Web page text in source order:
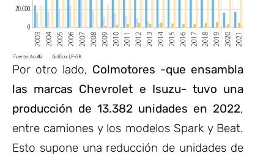
Por otro lado, Colmotores -que ensambla
las marcas Chevrolet e Isuzu- tuvo una
producción de 13.382 unidades en 2022,
entre camiones y los modelos Spark y Beat.
Esto supone una reducción de unidades de